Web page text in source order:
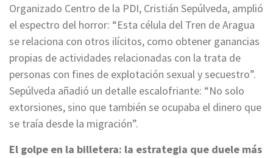
Organizado Centro de la PDI, Cristián Sepúlveda, amplió
el espectro del horror: “Esta célula del Tren de Aragua
se relaciona con otros ilícitos, como obtener ganancias
propias de actividades relacionadas con la trata de
personas con fines de explotación sexual y secuestro”.
Sepúlveda añadió un detalle escalofriante: “No solo
extorsiones, sino que también se ocupaba el dinero que
se traía desde la migración”.
El golpe en la billetera: la estrategia que duele más